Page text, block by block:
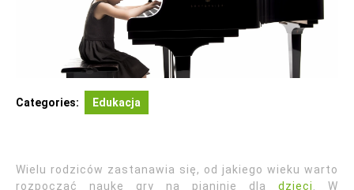
Categories: Edukacja
Wielu rodziców zastanawia się, od jakiego wieku warto
rozpocząć naukę gry na pianinie dla dzieci
. W